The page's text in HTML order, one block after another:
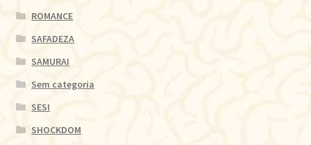
ROMANCE
SAFADEZA
SAMURAI
Sem categoria
SESI
SHOCKDOM